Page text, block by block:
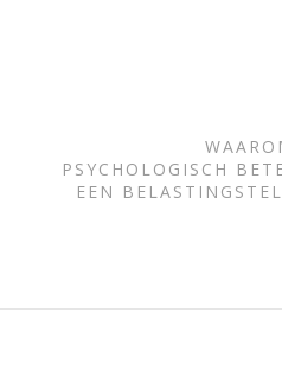
PSYCHOLOGISCH
EEN